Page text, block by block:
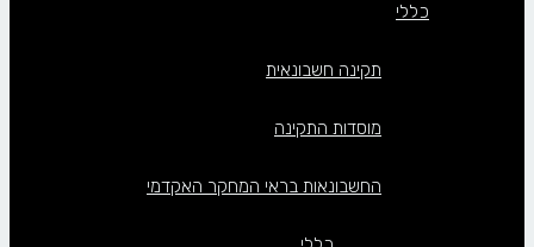
כללי
תקינה חשבונאית
מוסדות התקינה
החשבונאות בראי המחקר האקדמי